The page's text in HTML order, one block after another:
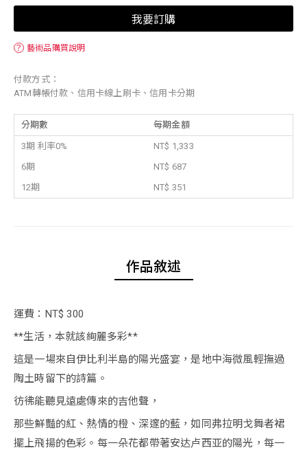
我要訂購
？ 藝術品購買說明
付款方式：
ATM轉帳付款、信用卡線上刷卡、信用卡分期
分期數 每期金額
3期 利率0%
NT$ 1,333
6期
NT$ 687
12期
NT$ 351
作品敘述
運費：NT$ 300
**生活，本就該絢麗多彩**
這是一場來自伊比利半島的陽光盛宴，是地中海微風輕撫過
陶土時留下的詩篇。
彷彿能聽見遠處傳來的吉他聲，
那些鮮豔的紅、熱情的橙、深邃的藍，如同弗拉明戈舞者裙
擺上飛揚的色彩。每一朵花都帶著安达卢西亚的陽光，每一